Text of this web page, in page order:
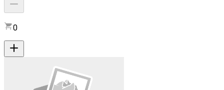
0